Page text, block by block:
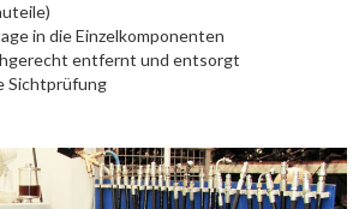
in die Einzelkomponenten
entfernt und entsorgt
Sichtprüfung